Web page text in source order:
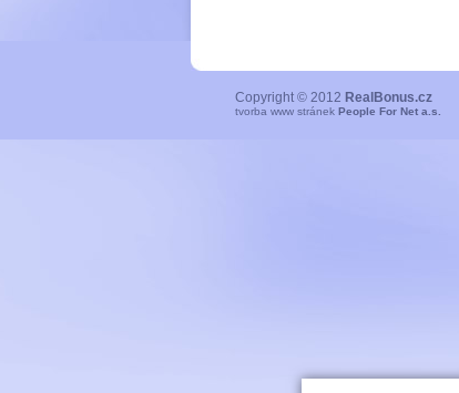
Copyright © 2012 RealBonus.cz
tvorba www stránek People For Net a.s.